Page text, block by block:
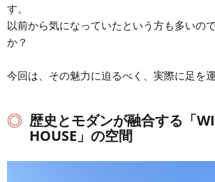
す。 ​
以前から気になっていたという方も多いの
か？
今回は、その魅力に迫るべく、実際に足を
歴史とモダンが融合する「
HOUSE」の空間